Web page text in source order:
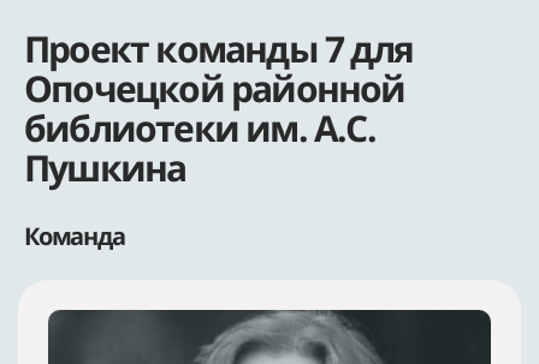
Проект команды 7 для
Опочецкой районной
библиотеки им. А.С.
Пушкина
Команда